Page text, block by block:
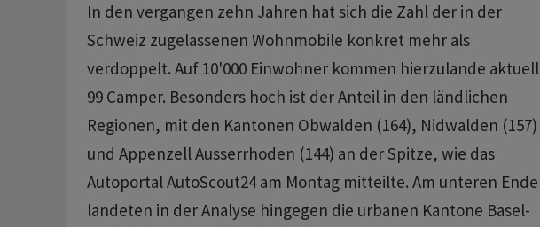
In den vergangen zehn Jahren hat sich die Zahl der in der
Schweiz zugelassenen Wohnmobile konkret mehr als
verdoppelt. Auf 10'000 Einwohner kommen hierzulande aktuell
99 Camper. Besonders hoch ist der Anteil in den ländlichen
Regionen, mit den Kantonen Obwalden (164), Nidwalden (157)
und Appenzell Ausserrhoden (144) an der Spitze, wie das
Autoportal AutoScout24 am Montag mitteilte. Am unteren Ende
landeten in der Analyse hingegen die urbanen Kantone Basel-